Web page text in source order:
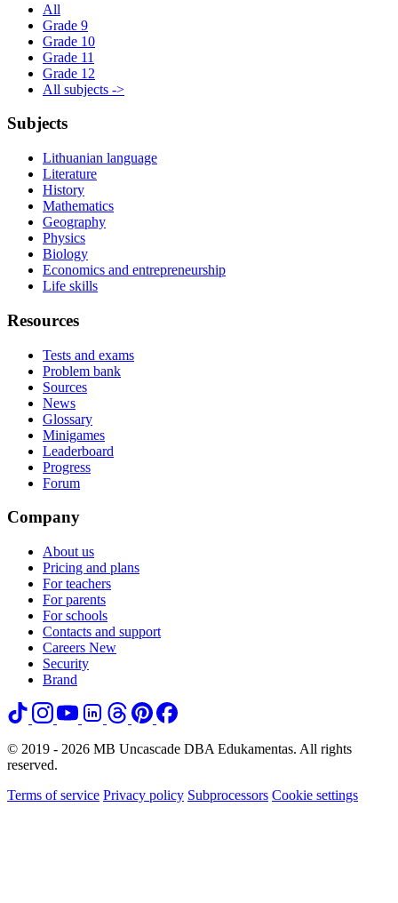
All
Grade 9
Grade 10
Grade 11
Grade 12
All subjects ->
Subjects
Lithuanian language
Literature
History
Mathematics
Geography
Physics
Biology
Economics and entrepreneurship
Life skills
Resources
Tests and exams
Problem bank
Sources
News
Glossary
Minigames
Leaderboard
Progress
Forum
Company
About us
Pricing and plans
For teachers
For parents
For schools
Contacts and support
Careers New
Security
Brand
© 2019 - 2026 MB Uncascade DBA Edukamentas. All rights
reserved.
Terms of service Privacy policy Subprocessors Cookie settings